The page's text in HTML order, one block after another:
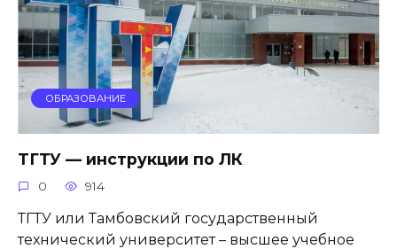
ОБРАЗОВАНИЕ
ТГТУ — инструкции по ЛК
0 914
ТГТУ или Тамбовский государственный
технический университет – высшее учебное